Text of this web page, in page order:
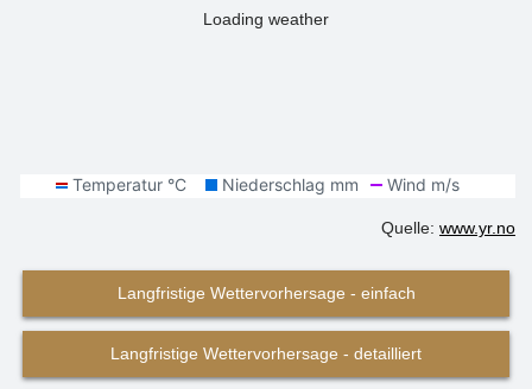
Loading weather
Quelle: www.yr.no
Langfristige Wettervorhersage - einfach
Langfristige Wettervorhersage - detailliert